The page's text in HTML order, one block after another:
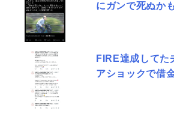
にガンで死ぬか
FIRE達成してた
アショックで借